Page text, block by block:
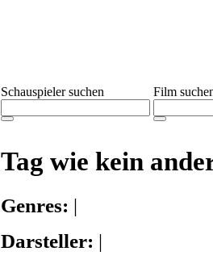
Schauspieler suchen Film
Tag wie kein
Genres: |
Darsteller: |